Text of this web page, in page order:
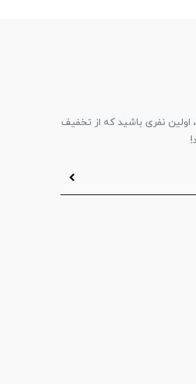
اولین نفری باشید که از تخفیف